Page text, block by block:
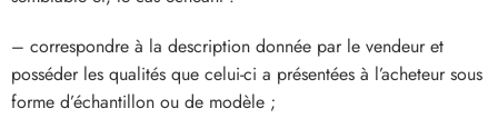
– correspondre à la description donnée par le vendeur et
posséder les qualités que celui-ci a présentées à l’acheteur sous
forme d’échantillon ou de modèle ;